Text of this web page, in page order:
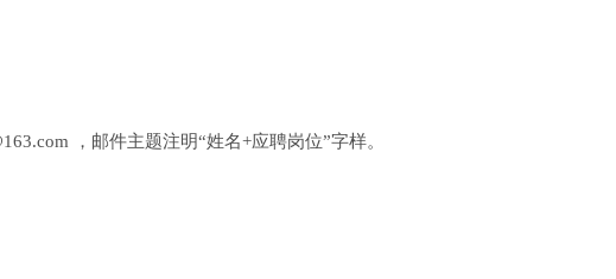
，邮件主题注明“姓名+应聘岗位”字样。